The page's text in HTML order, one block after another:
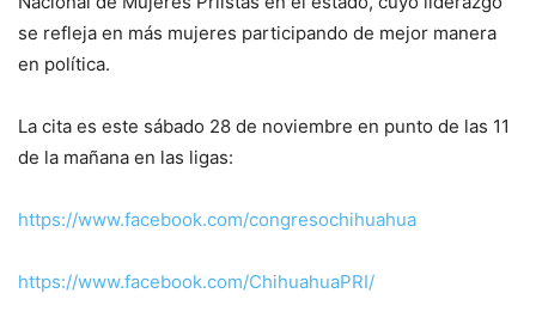
se refleja en más mujeres participando de mejor manera
en política.
La cita es este sábado 28 de noviembre en punto de las 11
de la mañana en las ligas:
https://www.facebook.com/congresochihuahua
https://www.facebook.com/ChihuahuaPRI/